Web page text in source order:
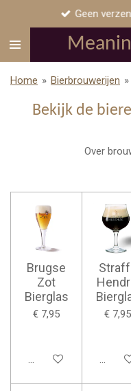
naar
hoofdinhoud
Geen
Home » Bierbrouwerijen »
Bekijk de
Over
Brugse
Zot
Bierglas
€ 7,95
Bekijk details
€ 7,95
Bekijk